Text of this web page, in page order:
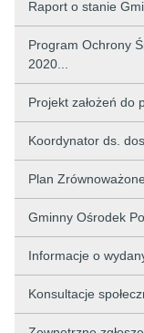
Raport o stanie
Program Ochrony
2020...
Projekt założeń do
Koordynator ds.
Plan
Gminny Ośrodek
Informacje o
Konsultacje